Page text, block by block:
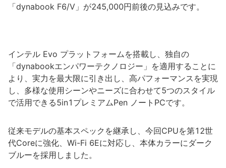
「dynabook F6/V」が245,000円前後の見込みです。
インテル Evo プラットフォームを搭載し、独自の
「dynabookエンパワーテクノロジー」を適用することに
より、実力を最大限に引き出し、高パフォーマンスを実現
し、多様な使用シーンやニーズに合わせて5つのスタイル
で活用できる5in1プレミアムPen ノートPCです。
従来モデルの基本スペックを継承し、今回CPUを第12世
代Coreに強化、Wi-Fi 6Eに対応し、本体カラーにダーク
ブルーを採用しました。